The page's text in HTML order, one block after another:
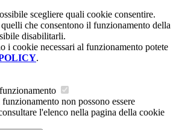
scegliere quali cookie consentire.
che consentono il funzionamento della
disabilitarli.
i cookie necessari al funzionamento potete
.
non possono essere
l'elenco nella pagina della cookie